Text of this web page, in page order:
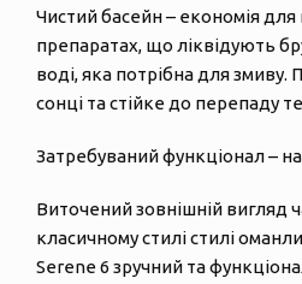
Чистий басейн – економія для
препаратах, що ліквідують
воді, яка потрібна для змиву.
сонці та стійке до перепаду
Затребуваний функціонал –
Виточений зовнішній вигляд
класичному стилі стилі
Serene 6 зручний та